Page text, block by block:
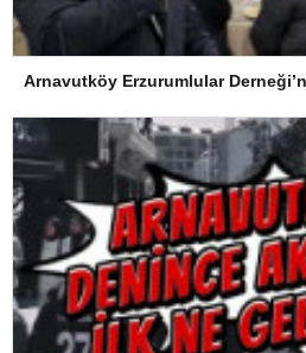
Arnavutköy Erzurumlular